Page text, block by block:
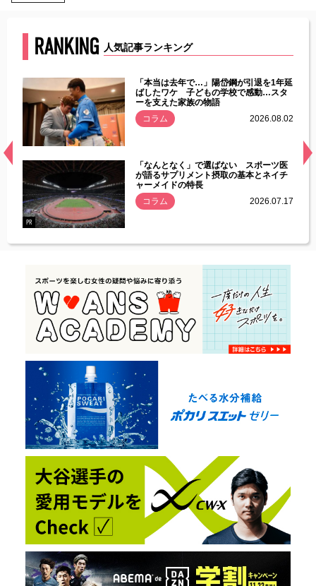
RANKING 人気記事ランキング
常
「本当は去年で…」陽岱鋼が引退を1年延
ばしたワケ 子どもの学校で感動…スタ
ーを支えた家族の物語
コラム
2026.08.02
PR
「なんとなく」で選ばない スポーツ医
が語るサプリメント摂取の基本とネイチ
ャーメイドの特長
コラム
2026.07.17